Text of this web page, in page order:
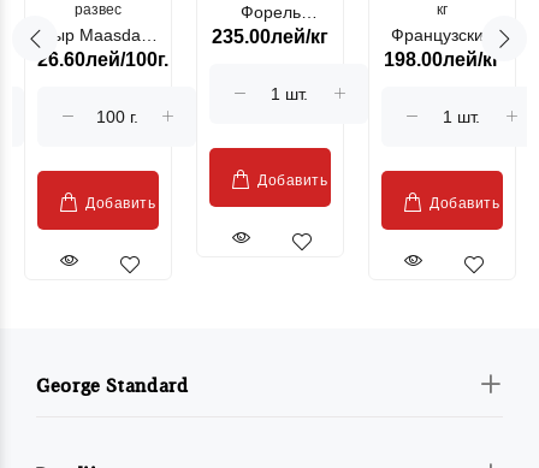
развес
Сыр Maasdam
Sublime Cow
26.60лей/100г.
Добавить
Форель
лососевая
Moldovenesc"
235.00лей/кг
Добавить
кг
Французский
гриль, кг
198.00лей/кг
Добавить
George Standard